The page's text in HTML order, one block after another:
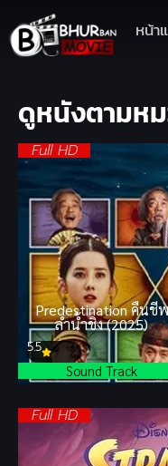
หน้า
ดูหนังตามห
Full HD
Predestination คืนชีพ
ลำน้ำชิง (2025)
5.5
Sound Track
Full HD